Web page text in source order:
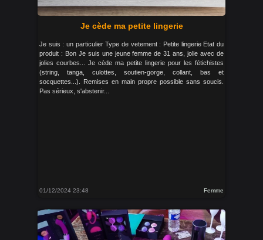
Je cède ma petite lingerie
Je suis : un particulier Type de vetement : Petite lingerie Etat du
produit : Bon Je suis une jeune femme de 31 ans, jolie avec de
jolies courbes... Je cède ma petite lingerie pour les fétichistes
(string, tanga, culottes, soutien-gorge, collant, bas et
socquettes...). Remises en main propre possible sans soucis.
Pas sérieux, s'abstenir...
01/12/2024 23:48 Femme